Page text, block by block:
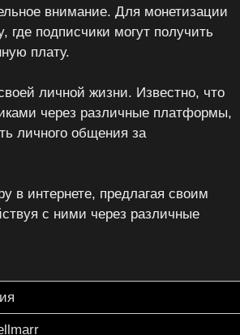
внимание. Для монетизации
где подписчики могут получить
плату.
личной жизни. Известно, что
через различные платформы,
личного общения за
в интернете, предлагая своим
с ними через различные